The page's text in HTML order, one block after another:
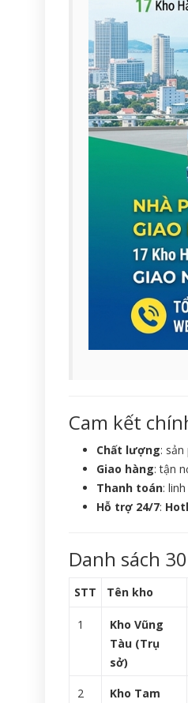
Cam kết
Chất lượng:
Giao hàng: tận
Thanh toán:
Hỗ trợ 24/7:
Danh sách
STT Tên kho
1
Kho Vũng
Tàu (Trụ
sở)
2
Kho Tam